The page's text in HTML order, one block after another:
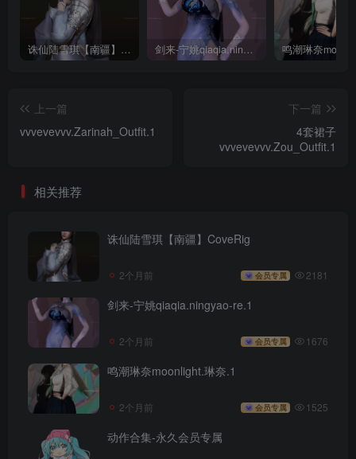
诛仙陆雪琪【南疆】CoveRig 剑来-宁姚qiaqia.ningyao-re.1
上一篇
vvvevevvv.Zarinah_Outfit.1
下一篇
4套裙子
vvvevevvv.Zou_Outfit.1
相关推荐
诛仙陆雪琪【南疆】CoveRig
2个月前 会员专属 2181
剑来-宁姚qiaqia.ningyao-re.1
2个月前 会员专属 1676
鸣潮琳奈moonlight.琳奈.1
2个月前 会员专属 1525
动作合集-永久会员专属